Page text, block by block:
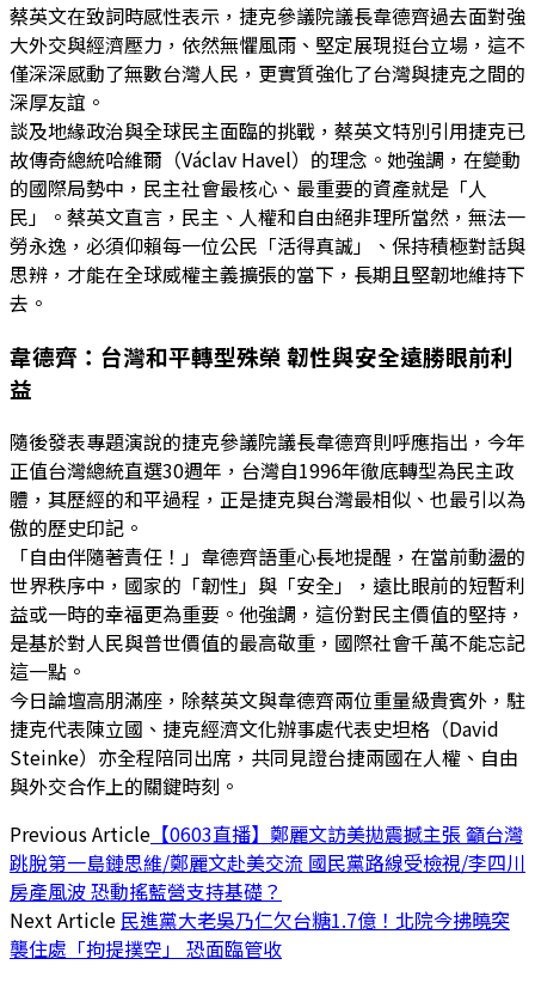
蔡英文在致詞時感性表示，捷克參議院議長韋德齊過去面對強
大外交與經濟壓力，依然無懼風雨、堅定展現挺台立場，這不
僅深深感動了無數台灣人民，更實質強化了台灣與捷克之間的
深厚友誼。
談及地緣政治與全球民主面臨的挑戰，蔡英文特別引用捷克已
故傳奇總統哈維爾（Václav Havel）的理念。她強調，在變動
的國際局勢中，民主社會最核心、最重要的資產就是「人
民」。蔡英文直言，民主、人權和自由絕非理所當然，無法一
勞永逸，必須仰賴每一位公民「活得真誠」、保持積極對話與
思辨，才能在全球威權主義擴張的當下，長期且堅韌地維持下
去。
韋德齊：台灣和平轉型殊榮 韌性與安全遠勝眼前利
益
隨後發表專題演說的捷克參議院議長韋德齊則呼應指出，今年
正值台灣總統直選30週年，台灣自1996年徹底轉型為民主政
體，其歷經的和平過程，正是捷克與台灣最相似、也最引以為
傲的歷史印記。
「自由伴隨著責任！」韋德齊語重心長地提醒，在當前動盪的
世界秩序中，國家的「韌性」與「安全」，遠比眼前的短暫利
益或一時的幸福更為重要。他強調，這份對民主價值的堅持，
是基於對人民與普世價值的最高敬重，國際社會千萬不能忘記
這一點。
今日論壇高朋滿座，除蔡英文與韋德齊兩位重量級貴賓外，駐
捷克代表陳立國、捷克經濟文化辦事處代表史坦格（David
Steinke）亦全程陪同出席，共同見證台捷兩國在人權、自由
與外交合作上的關鍵時刻。
Previous Article 【0603直播】鄭麗文訪美拋震撼主張 籲台灣
跳脫第一島鏈思維/鄭麗文赴美交流 國民黨路線受檢視/李四川
房產風波 恐動搖藍營支持基礎？
Next Article 民進黨大老吳乃仁欠台糖1.7億！北院今拂曉突
襲住處「拘提撲空」 恐面臨管收